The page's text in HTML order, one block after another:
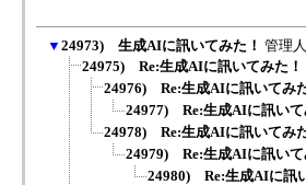
▼ 24973) 生成AIに訊いてみた！ 管理
24975) Re:生成AIに訊いてみた！
24976) Re:生成AIに訊いてみ
24977) Re:生成AIに訊いて
24978) Re:生成AIに訊いてみ
24979) Re:生成AIに訊いて
24980) Re:生成AIに訊